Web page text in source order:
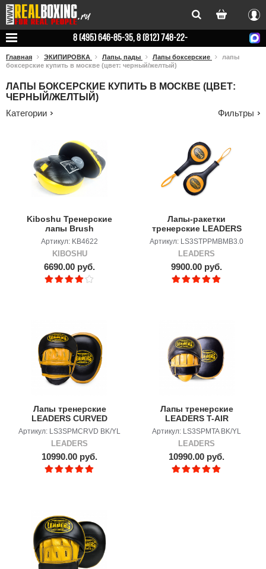
Вход
8 (495) 646-85-35, 8 (812) 748-22-
Главная ЭКИПИРОВКА Лапы, пады Лапы боксерские
лапы
боксерские купить в москве (цвет: черный/желтый)
ЛАПЫ БОКСЕРСКИЕ КУПИТЬ В МОСКВЕ (ЦВЕТ:
ЧЕРНЫЙ/ЖЕЛТЫЙ)
Категории
Фильтры
Kiboshu Тренерские
лапы Brush
Артикул: KB4622
KIBOSHU
6690.00 руб.
Лапы-ракетки
тренерские LEADERS
Paddels 3.0 Bumblebee
Артикул: LS3STPPMBMB3.0
LEADERS
9900.00 руб.
Лапы тренерские
LEADERS CURVED
Bumblebee
Артикул: LS3SPMCRVD BK/YL
LEADERS
10990.00 руб.
Лапы тренерские
LEADERS T-AIR
Bumblebee
Артикул: LS3SPMTA BK/YL
LEADERS
10990.00 руб.